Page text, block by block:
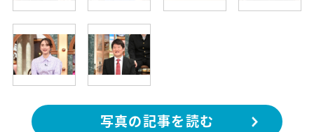
写真の記事を読む